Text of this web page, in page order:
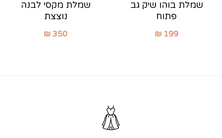
שמלת בוהו שיק גב
פתוח
₪ 199
שמלת מקסי לבנה
נוצצת
₪ 350